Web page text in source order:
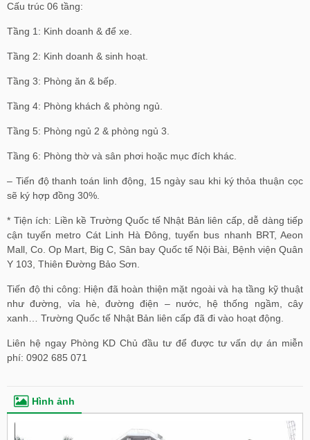
Cấu trúc 06 tầng:
Tầng 1: Kinh doanh & để xe.
Tầng 2: Kinh doanh & sinh hoạt.
Tầng 3: Phòng ăn & bếp.
Tầng 4: Phòng khách & phòng ngủ.
Tầng 5: Phòng ngủ 2 & phòng ngủ 3.
Tầng 6: Phòng thờ và sân phơi hoặc mục đích khác.
– Tiến độ thanh toán linh động, 15 ngày sau khi ký thỏa thuận cọc
sẽ ký hợp đồng 30%.
* Tiện ích: Liền kề Trường Quốc tế Nhật Bản liên cấp, dễ dàng tiếp
cận tuyến metro Cát Linh Hà Đông, tuyến bus nhanh BRT, Aeon
Mall, Co. Op Mart, Big C, Sân bay Quốc tế Nội Bài, Bệnh viện Quân
Y 103, Thiên Đường Bảo Sơn.
Tiến độ thi công: Hiện đã hoàn thiện mặt ngoài và hạ tầng kỹ thuật
như đường, vỉa hè, đường điện – nước, hệ thống ngầm, cây
xanh… Trường Quốc tế Nhật Bản liên cấp đã đi vào hoạt động.
Liên hệ ngay Phòng KD Chủ đầu tư để được tư vấn dự án miễn
phí: 0902 685 071
Hình ảnh